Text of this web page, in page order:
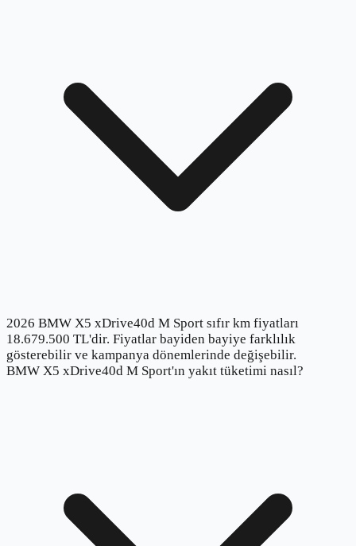
2026 BMW X5 xDrive40d M Sport sıfır km fiyatları
18.679.500 TL'dir. Fiyatlar bayiden bayiye farklılık
gösterebilir ve kampanya dönemlerinde değişebilir.
BMW X5 xDrive40d M Sport'ın yakıt tüketimi nasıl?